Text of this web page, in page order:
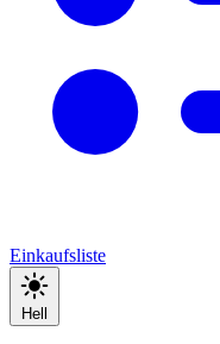
Einkaufsliste
Hell